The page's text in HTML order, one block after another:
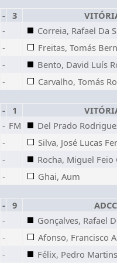
- 3
- Correia, Rafael Da
- Freitas, Tomás
- Bento, David Luís
- Carvalho, Tomás
- 1
- FM Del Prado
- Silva, José Lucas
- Rocha, Miguel Feio
- Ghai, Aum
- 9
- Gonçalves, Rafael
- Afonso, Francisco
- Félix, Pedro Martins